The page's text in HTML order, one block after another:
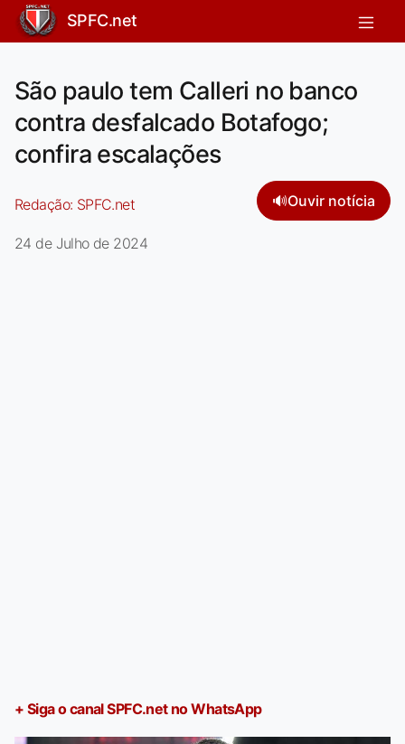
SPFC.net
São paulo tem Calleri no banco
contra desfalcado Botafogo;
confira escalações
Redação: SPFC.net 🔊Ouvir notícia
24 de Julho de 2024
+ Siga o canal SPFC.net no WhatsApp